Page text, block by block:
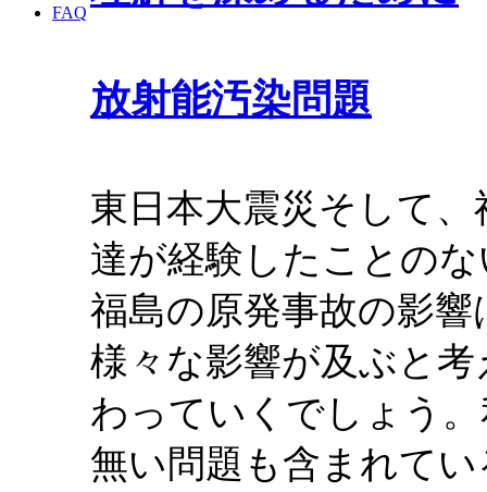
FAQ
放射能汚染問題
東日本大震災そして
達が経験したことの
福島の原発事故の影
様々な影響が及ぶと
わっていくでしょう
無い問題も含まれて